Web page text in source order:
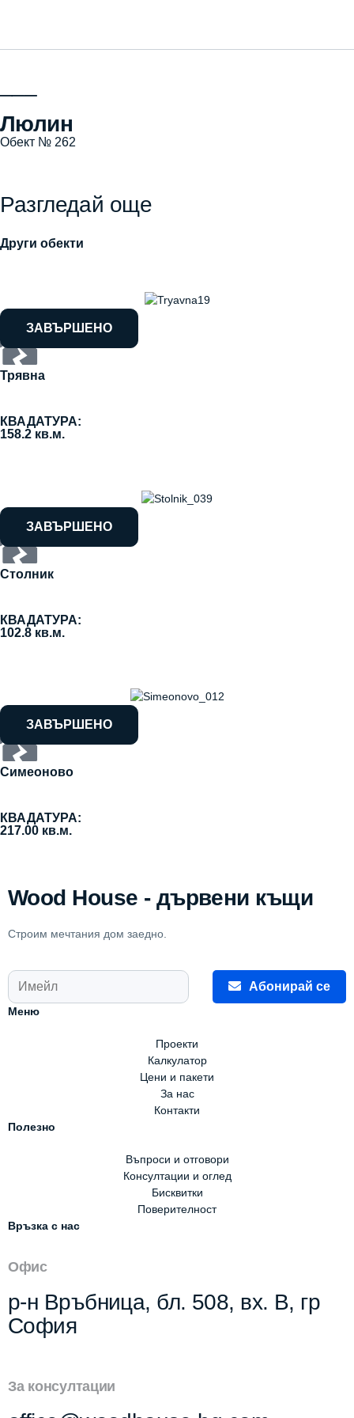
Люлин
Обект № 262
Разгледай още
Други обекти
ЗАВЪРШЕНО
Трявна
КВАДАТУРА:
158.2 кв.м.
ЗАВЪРШЕНО
Столник
КВАДАТУРА:
102.8 кв.м.
ЗАВЪРШЕНО
Симеоново
КВАДАТУРА:
217.00 кв.м.
Wood House - дървени къщи
Строим мечтания дом заедно.
Абонирай се
Меню
Проекти
Калкулатор
Цени и пакети
За нас
Контакти
Полезно
Въпроси и отговори
Консултации и оглед
Бисквитки
Поверителност
Връзка с нас
Офис
р-н Връбница, бл. 508, вх. В, гр
София
За консултации